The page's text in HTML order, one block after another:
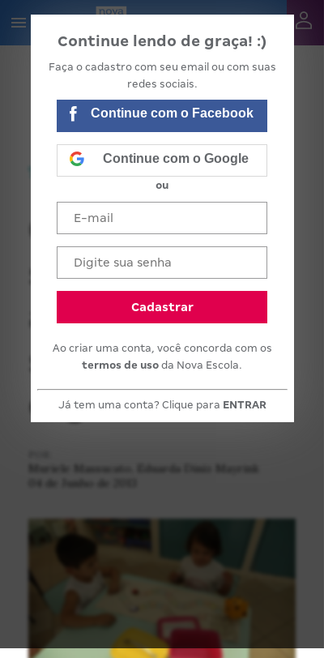
Continue lendo de graça! :)
Faça o cadastro com seu email ou com suas
redes sociais.
Continue com o Facebook
Continue com o Google
ou
Cadastrar
Ao criar uma conta, você concorda com os
termos de uso da Nova Escola.
Já tem uma conta? Clique para ENTRAR
Como manter a
sala de
atividades
sempre
organizada?
Muriele Massucato, Eduarda Diniz Mayrink
04 de Junho de 2013